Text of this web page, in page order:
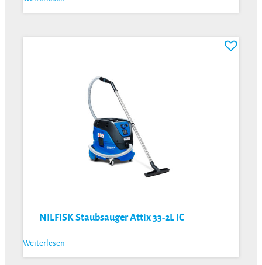
NILFISK Staubsauger Attix 33-2L IC
Weiterlesen